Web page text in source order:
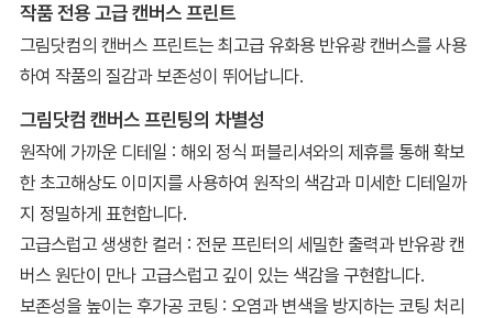
작품 전용 고급 캔버스 프린트
그림닷컴의 캔버스 프린트는 최고급 유화용 반유광 캔버스를 사용
하여 작품의 질감과 보존성이 뛰어납니다.
그림닷컴 캔버스 프린팅의 차별성
원작에 가까운 디테일 : 해외 정식 퍼블리셔와의 제휴를 통해 확보
한 초고해상도 이미지를 사용하여 원작의 색감과 미세한 디테일까
지 정밀하게 표현합니다.
고급스럽고 생생한 컬러 : 전문 프린터의 세밀한 출력과 반유광 캔
버스 원단이 만나 고급스럽고 깊이 있는 색감을 구현합니다.
보존성을 높이는 후가공 코팅 : 오염과 변색을 방지하는 코팅 처리